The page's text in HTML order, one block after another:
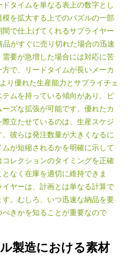
タイムを単なる表上の数字とし
を拡大する上でのパズルの一部
で仕上げてくれるサプライヤー
品がすぐに売り切れた場合の迅速
要が急増した場合には対応に苦
で、リードタイムが長いメーカ
り優れた生産能力とサプライチェ
ムを持っている傾向があり、ビ
ズな拡張が可能です。優れたカ
立たせているのは、生産スケジ
彼らは発注数量が大きくなるに
が短縮されるかを明確に示して
コレクションのタイミングを正確
なく在庫を適切に維持できま
ヤーは、計画とは単なる計算で
。むしろ、いつ迅速な納品を要
きかを知ることが重要なので
製造における素材